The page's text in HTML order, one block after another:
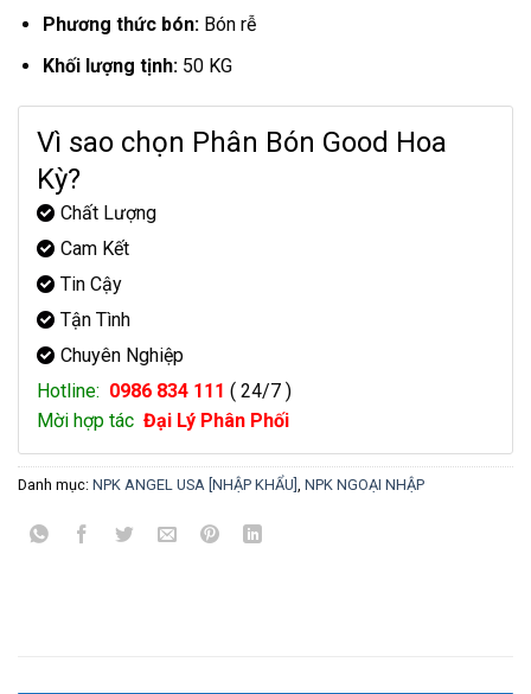
Phương thức bón:Bón rễ
Khối lượng tịnh:50 KG
Vì sao chọn Phân Bón Good Hoa
Kỳ?
Chất Lượng
Cam Kết
Tin Cậy
Tận Tình
Chuyên Nghiệp
Hotline: 0986 834 111 ( 24/7 )
Mời hợp tác Đại Lý Phân Phối
Danh mục: NPK ANGEL USA [NHẬP KHẨU] NPK NGOẠI NHẬP